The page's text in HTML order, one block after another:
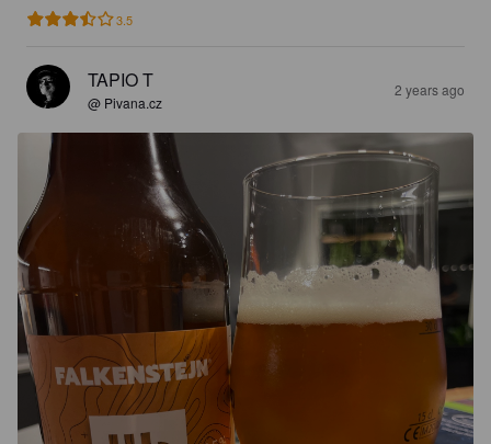
3.5
TAPIO T
@ Pivana.cz
2 years ago